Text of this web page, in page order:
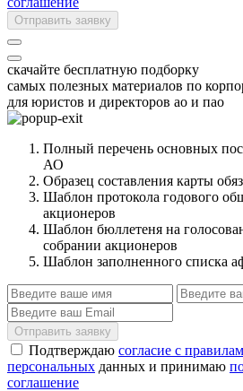
Отправить заявку
скачайте бесплатную подборку
самых полезных материалов по
для юристов и директоров ао и пао
Полный перечень основных
АО
Образец составления карты
Шаблон протокола годового
акционеров
Шаблон бюллетеня на
собрании акционеров
Шаблон заполненного списка
Отправить заявку
Подтверждаю согласие с
персональных данных и принимаю
соглашение